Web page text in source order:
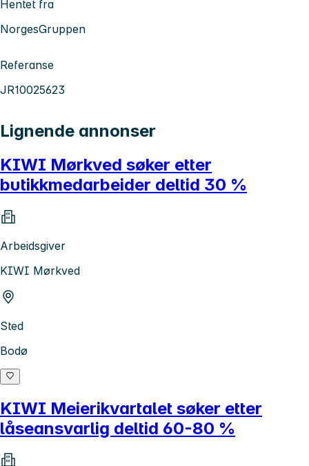
Hentet fra
NorgesGruppen
Referanse
JR10025623
Lignende annonser
KIWI Mørkved søker etter
butikkmedarbeider deltid 30 %
Arbeidsgiver
KIWI Mørkved
Sted
Bodø
KIWI Meierikvartalet søker etter
låseansvarlig deltid 60-80 %